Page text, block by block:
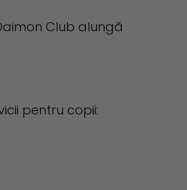
Club alungă
pentru copii: